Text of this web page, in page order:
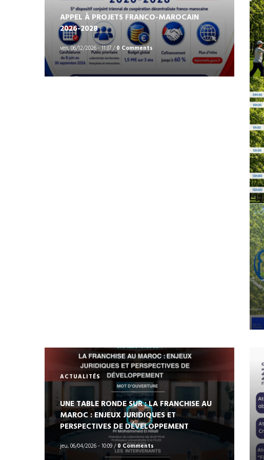
APPEL À PROJETS FRANCO-MAROCAIN
2026-2028
ven, 06/12/2026 - 11:37/0 Comments
ACTUALITÉS
UNE TABLE RONDE SUR : LA FRANCHISE AU
MAROC : ENJEUX JURIDIQUES ET
PERSPECTIVES DE DÉVELOPPEMENT
jeu, 06/04/2026 - 10:09/0 Comments